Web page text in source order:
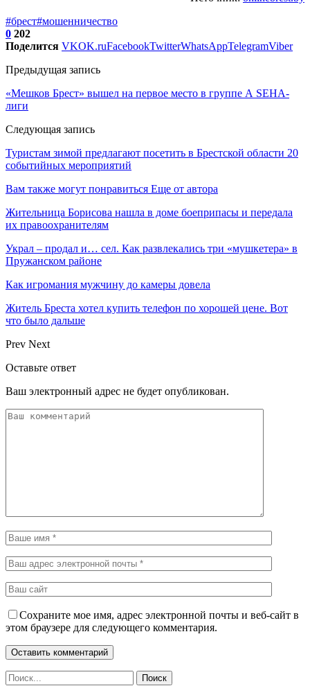
#брест#мошенничество
0 202
Поделится VKOK.ruFacebookTwitterWhatsAppTelegramViber
Предыдущая запись
«Мешков Брест» вышел на первое место в группе А SEHA-
лиги
Следующая запись
Туристам зимой предлагают посетить в Брестской области 20
событийных мероприятий
Вам также могут понравиться Еще от автора
Жительница Борисова нашла в доме боеприпасы и передала
их правоохранителям
Украл – продал и… сел. Как развлекались три «мушкетера» в
Пружанском районе
Как игромания мужчину до камеры довела
Житель Бреста хотел купить телефон по хорошей цене. Вот
что было дальше
Prev Next
Оставьте ответ
Ваш электронный адрес не будет опубликован.
Сохраните мое имя, адрес электронной почты и веб-сайт в
этом браузере для следующего комментария.